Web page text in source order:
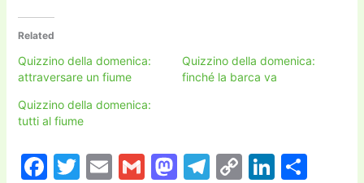
Related
Quizzino della domenica:
attraversare un fiume
Quizzino della domenica:
finché la barca va
Quizzino della domenica:
tutti al fiume
F
T
E
G
M T
C
Li